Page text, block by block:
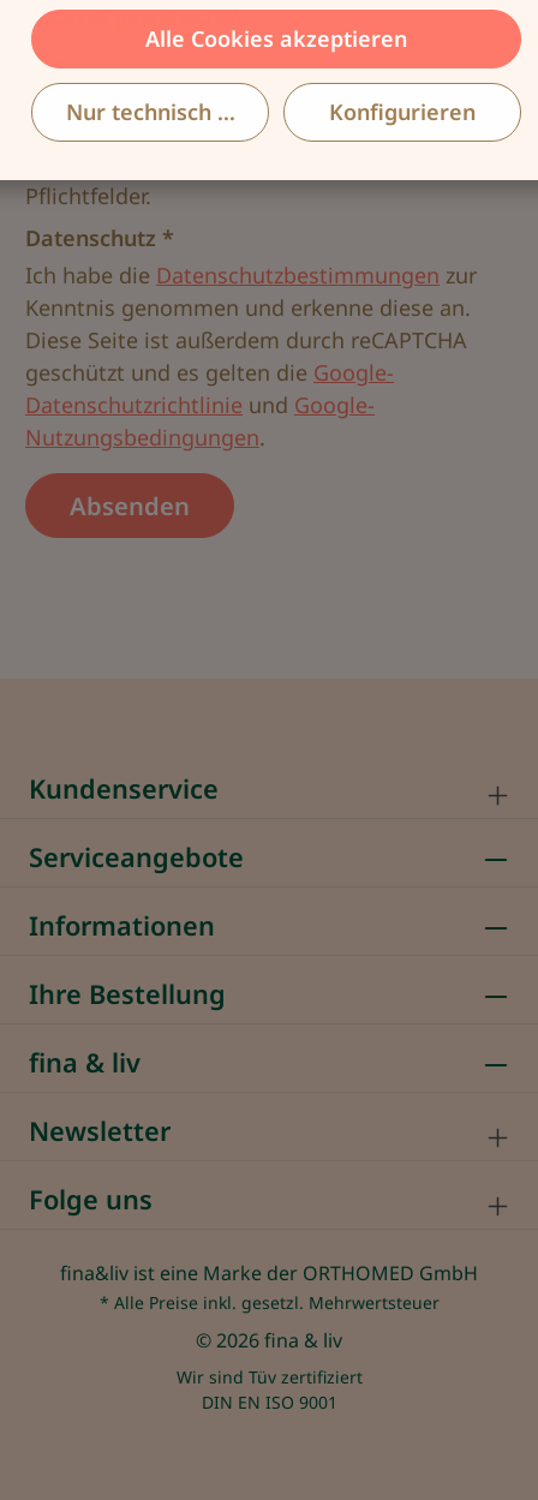
Rückruf gewünscht?
Pflichtfelder.
Datenschutz *
Ich habe die Datenschutzbestimmungen zur
Kenntnis genommen und erkenne diese an.
Diese Seite ist außerdem durch reCAPTCHA
geschützt und es gelten die Google-
Datenschutzrichtlinie und Google-
Nutzungsbedingungen.
Absenden
Kundenservice
Serviceangebote
Informationen
Ihre Bestellung
fina & liv
Newsletter
Folge uns
fina&liv ist eine Marke der ORTHOMED GmbH
* Alle Preise inkl. gesetzl. Mehrwertsteuer
© 2026 fina & liv
Wir sind Tüv zertifiziert
DIN EN ISO 9001
Alle Cookies akzeptieren
Nur technisch notwendigeKonfigurieren